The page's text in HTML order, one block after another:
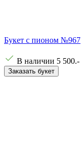
Букет с пионом №967
В наличии 5 500.-
Заказать букет